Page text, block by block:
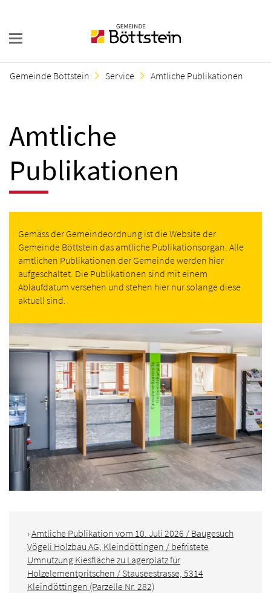
Gemeinde Böttstein Service Amtliche Publikationen
Amtliche
Publikationen
Gemäss der Gemeindeordnung ist die Website der
Gemeinde Böttstein das amtliche Publikationsorgan. Alle
amtlichen Publikationen der Gemeinde werden hier
aufgeschaltet. Die Publikationen sind mit einem
Ablaufdatum versehen und stehen hier nur solange diese
aktuell sind.
›Amtliche Publikation vom 10. Juli 2026 / Baugesuch
Vögeli Holzbau AG, Kleindöttingen / befristete
Umnutzung Kiesfläche zu Lagerplatz für
Holzelementpritschen / Stauseestrasse, 5314
Kleindöttingen (Parzelle Nr. 282)